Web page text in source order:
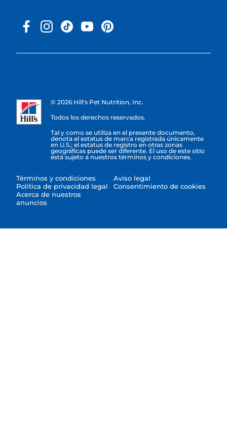
© 2026 Hill's Pet Nutrition, Inc.
Todos los derechos reservados.
Tal y como se utiliza en el presente documento,
denota el estatus de marca registrada únicamente
en U.S.; el estatus de registro en otras zonas
geográficas puede ser diferente. El uso de este sitio
está sujeto a nuestros términos y condiciones.
Términos y condiciones
Política de privacidad legal
Acerca de nuestros
anuncios
Aviso legal
Consentimiento de cookies